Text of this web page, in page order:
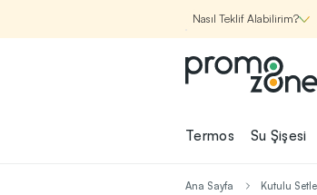
Nasıl Teklif Alabilirim?
Promozone
Nasıl
Termos Su Şişesi
Ana Sayfa Kutulu